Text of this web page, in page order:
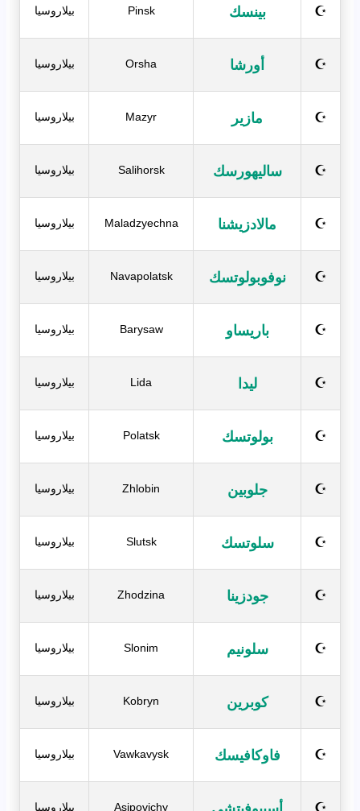
☪ بينسك Pinsk بيلاروسيا
☪ أورشا Orsha بيلاروسيا
☪ مازير Mazyr بيلاروسيا
☪ ساليهورسك Salihorsk بيلاروسيا
☪ مالادزيشنا Maladzyechna بيلاروسيا
☪ نوفوبولوتسك Navapolatsk بيلاروسيا
☪ باريساو Barysaw بيلاروسيا
☪ ليدا Lida بيلاروسيا
☪ بولوتسك Polatsk بيلاروسيا
☪ جلوبين Zhlobin بيلاروسيا
☪ سلوتسك Slutsk بيلاروسيا
☪ جودزينا Zhodzina بيلاروسيا
☪ سلونيم Slonim بيلاروسيا
☪ كوبرين Kobryn بيلاروسيا
☪ فاوكافيسك Vawkavysk بيلاروسيا
☪
Asipovichy بيلاروسيا